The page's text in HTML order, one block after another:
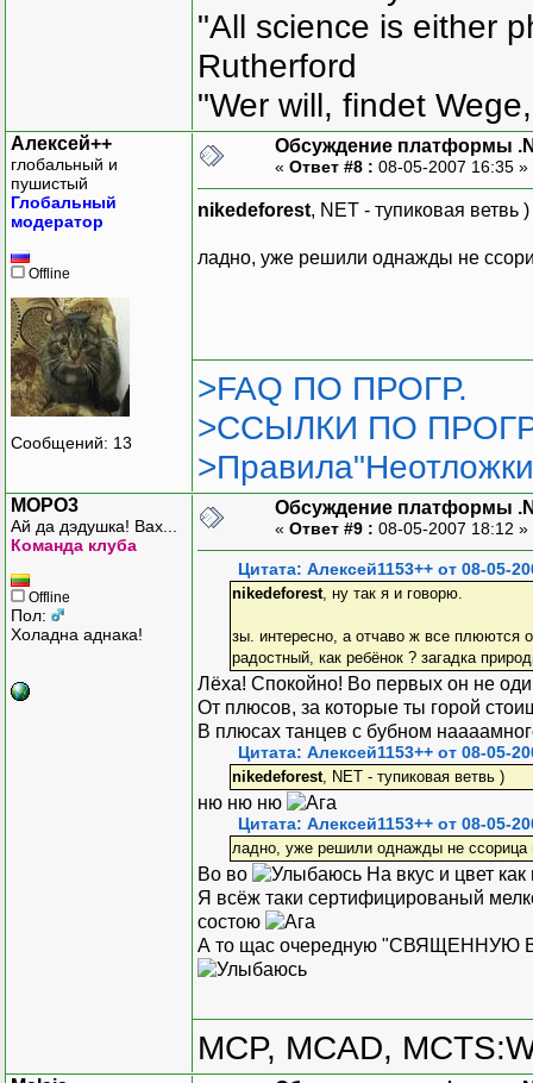
"All science is either
Rutherford
"Wer will, findet
Алексей++
глобальный и
пушистый
Глобальный
модератор
Offline
Сообщений: 13
Обсуждение платформы
« Ответ #8 : 08-05-2007 16:35 »
nikedeforest, NET - тупиковая ветвь )
ладно, уже решили однажды не
>FAQ ПО ПРОГР.
>ССЫЛКИ ПО
MOPO3
Ай да дэдушка! Вах...
Команда клуба
Offline
Пол:
Холадна аднака!
Обсуждение платформы
« Ответ #9 : 08-05-2007 18:12 »
Цитата: Алексей1153++ от 08-05-
nikedeforest, ну так я и говорю.
зы. интересно, а отчаво ж все плюются
радостный, как ребёнок ? загадка
Лёха! Спокойно! Во первых он не
От плюсов, за которые ты горой
В плюсах танцев с бубном
Цитата: Алексей1153++ от 08-05-
nikedeforest, NET - тупиковая ветвь )
ню ню ню
Цитата: Алексей1153++ от 08-05-
ладно, уже решили однажды не ссорица
Во во
На вкус и цвет
Я всёж таки сертифицированый
состою
А то щас очередную "СВЯЩЕННУЮ
MCP, MCAD,